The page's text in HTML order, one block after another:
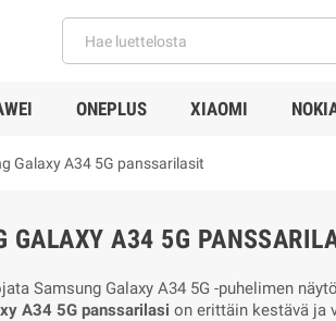
ONEPLUS XIAOMI
Galaxy A34 5G panssarilasit
GALAXY A34 5G
Samsung Galaxy A34 5G -puhelimen
A34 5G panssarilasi on erittäin kestävä ja